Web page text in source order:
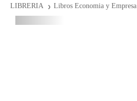
LIBRERIA Libros Economia y Empresa